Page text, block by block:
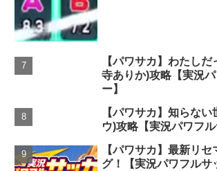
【パワサカ】わたし
寺ありか)攻略【実況
ー】
【パワサカ】知らな
ウ)攻略【実況パワフル
【パワサカ】最新リ
グ！【実況パワフルサ